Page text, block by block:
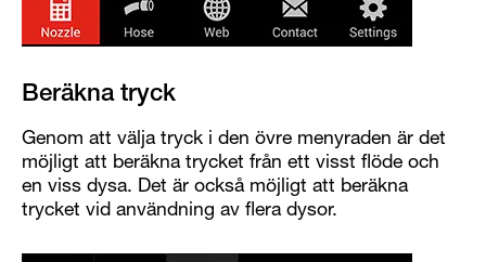
Beräkna tryck
Genom att välja tryck i den övre menyraden är det
möjligt att beräkna trycket från ett visst flöde och
en viss dysa. Det är också möjligt att beräkna
trycket vid användning av flera dysor.